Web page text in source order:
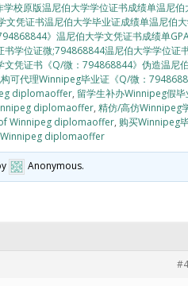
校原版温尼伯大学学位证书成绩单温尼伯
凭证书温尼伯大学毕业证成绩单温尼伯
》温尼伯大学文凭证书成绩单
学位证微;794868844温尼伯大学学位证
凭证书《Q/微：794868844》伪造温尼
可代理Winnipeg毕业证《Q/微：
diplomaoffer, 留学生补办Winnipeg假
diplomaoffer,精仿/高仿Winnipeg
of Winnipeg diplomaoffer, 购买Winnipeg
Winnipeg diplomaoffer
Anonymous.